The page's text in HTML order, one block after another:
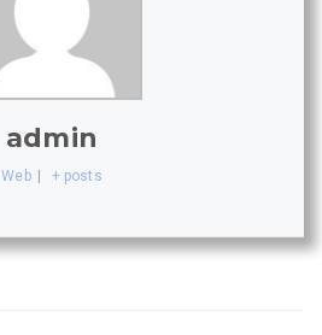
admin
Web + posts